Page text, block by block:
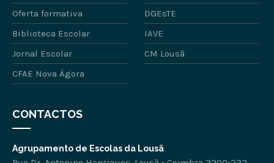
Oferta formativa
DGEsTE
Biblioteca Escolar
IAVE
Jornal Escolar
CM Lousã
CFAE Nova Ágora
CONTACTOS
Agrupamento de Escolas da Lousã